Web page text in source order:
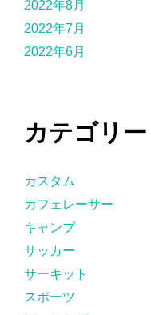
2022年8月
2022年7月
2022年6月
カテゴリー
カスタム
カフェレーサー
キャンプ
サッカー
サーキット
スポーツ